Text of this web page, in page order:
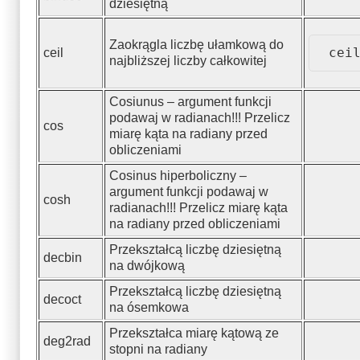
dziesiętną
ceil
Zaokrągla liczbę ułamkową do
najbliższej liczby całkowitej
cos
Cosiunus – argument funkcji
podawaj w radianach!!! Przelicz
miarę kąta na radiany przed
obliczeniami
cosh
Cosinus hiperboliczny –
argument funkcji podawaj w
radianach!!! Przelicz miarę kąta
na radiany przed obliczeniami
decbin
Przekształcą liczbę dziesiętną
na dwójkową
decoct
Przekształcą liczbę dziesiętną
na ósemkowa
deg2rad
Przekształca miarę kątową ze
stopni na radiany